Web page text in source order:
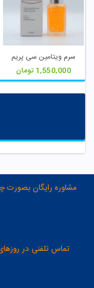
سرم ویتامین سی پریم
1,550,000 تومان